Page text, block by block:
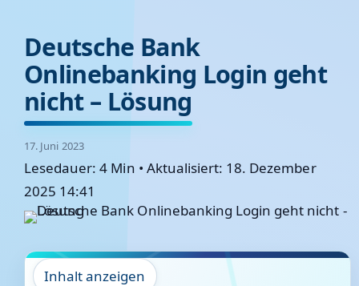
Deutsche Bank
Onlinebanking Login geht
nicht – Lösung
17. Juni 2023
Lesedauer: 4 Min • Aktualisiert: 18. Dezember
2025 14:41
Inhalt anzeigen